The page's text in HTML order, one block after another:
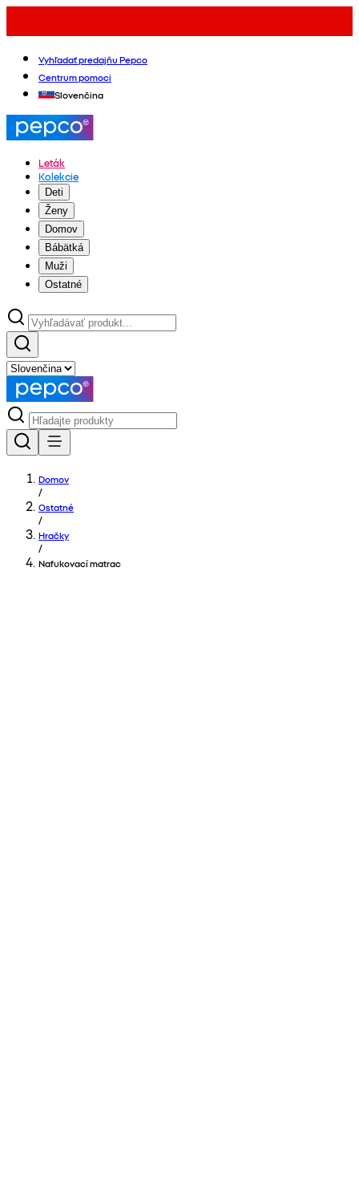
Vyhľadať predajňu Pepco
Centrum pomoci
Slovenčina
Leták
Kolekcie
Deti
Ženy
Domov
Bábätká
Muži
Ostatné
Domov
/
Ostatné
/
Hračky
/
Nafukovací matrac